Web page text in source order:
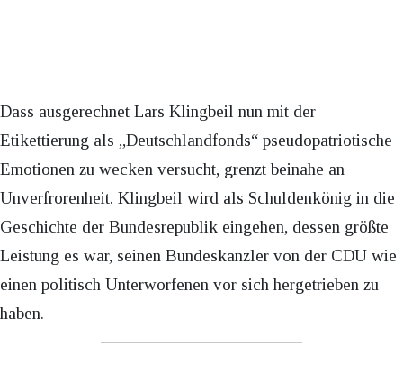
Dass ausgerechnet Lars Klingbeil nun mit der
Etikettierung als „Deutschlandfonds“ pseudopatriotische
Emotionen zu wecken versucht, grenzt beinahe an
Unverfrorenheit. Klingbeil wird als Schuldenkönig in die
Geschichte der Bundesrepublik eingehen, dessen größte
Leistung es war, seinen Bundeskanzler von der CDU wie
einen politisch Unterworfenen vor sich hergetrieben zu
haben.